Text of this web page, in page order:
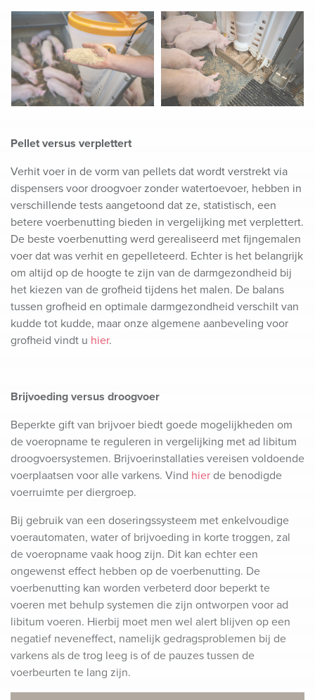
Pellet versus verplettert
Verhit voer in de vorm van pellets dat wordt verstrekt via
dispensers voor droogvoer zonder watertoevoer, hebben in
verschillende tests aangetoond dat ze, statistisch, een
betere voerbenutting bieden in vergelijking met verplettert.
De beste voerbenutting werd gerealiseerd met fijngemalen
voer dat was verhit en gepelleteerd. Echter is het belangrijk
om altijd op de hoogte te zijn van de darmgezondheid bij
het kiezen van de grofheid tijdens het malen. De balans
tussen grofheid en optimale darmgezondheid verschilt van
kudde tot kudde, maar onze algemene aanbeveling voor
grofheid vindt u hier.
Brijvoeding versus droogvoer
Beperkte gift van brijvoer biedt goede mogelijkheden om
de voeropname te reguleren in vergelijking met ad libitum
droogvoersystemen. Brijvoerinstallaties vereisen voldoende
voerplaatsen voor alle varkens. Vind hier de benodigde
voerruimte per diergroep.
Bij gebruik van een doseringssysteem met enkelvoudige
voerautomaten, water of brijvoeding in korte troggen, zal
de voeropname vaak hoog zijn. Dit kan echter een
ongewenst effect hebben op de voerbenutting. De
voerbenutting kan worden verbeterd door beperkt te
voeren met behulp systemen die zijn ontworpen voor ad
libitum voeren. Hierbij moet men wel alert blijven op een
negatief neveneffect, namelijk gedragsproblemen bij de
varkens als de trog leeg is of de pauzes tussen de
voerbeurten te lang zijn.